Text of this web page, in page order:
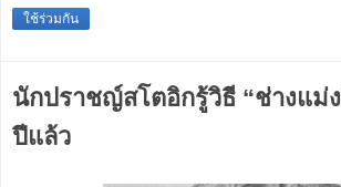
ใช้ร่วมกัน
นักปราชญ์สโตอิกรู้วิธี “ช่างแม่
ปีแล้ว